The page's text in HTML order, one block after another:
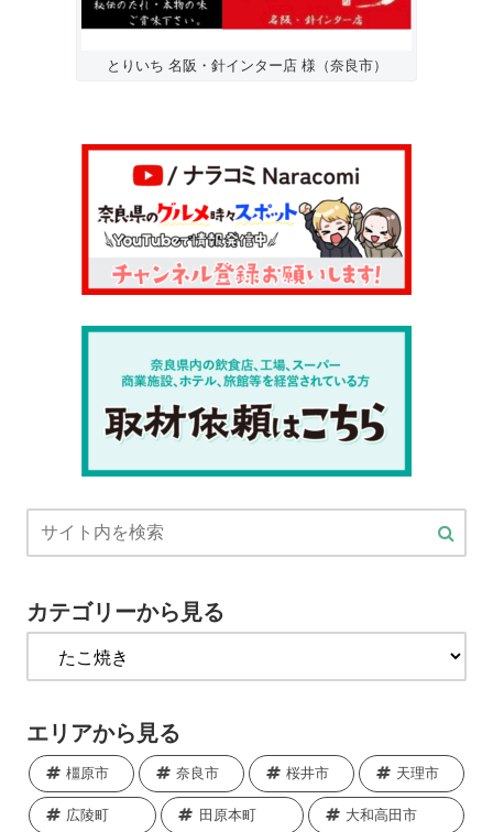
とりいち 名阪・針インター店 様（奈良市）
カテゴリーから見る
エリアから見る
橿原市 奈良市 桜井市 天理市
広陵町 田原本町 大和高田市